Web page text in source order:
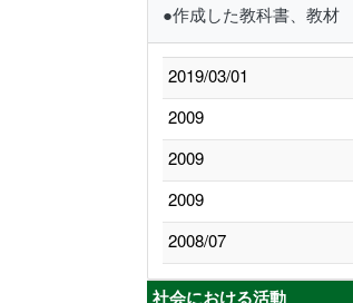
●作成した教科書、教材
2019/03/01
2009
2009
2009
2008/07
社会における活動